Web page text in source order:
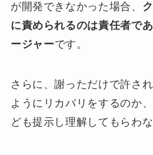
が開発できなかった場合、
に責められるのは責任者で
ージャーです。
さらに、謝っただけで許さ
ようにリカバリをするのか
ども提示し理解してもらわ